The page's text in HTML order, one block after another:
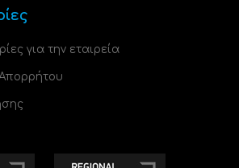
για την εταιρεία
Απορρήτου